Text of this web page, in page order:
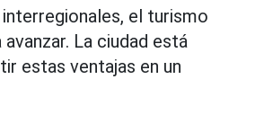
el turismo
La ciudad está
estas ventajas en un